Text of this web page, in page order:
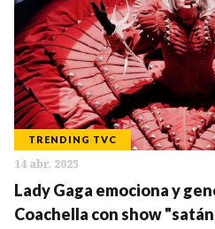
TRENDING TVC
14 abr. 2025
Lady Gaga emociona y
Coachella con show